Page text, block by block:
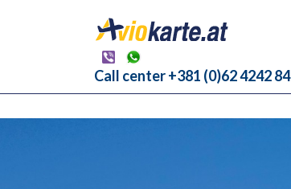
Call center +381 (0)62 4242 84